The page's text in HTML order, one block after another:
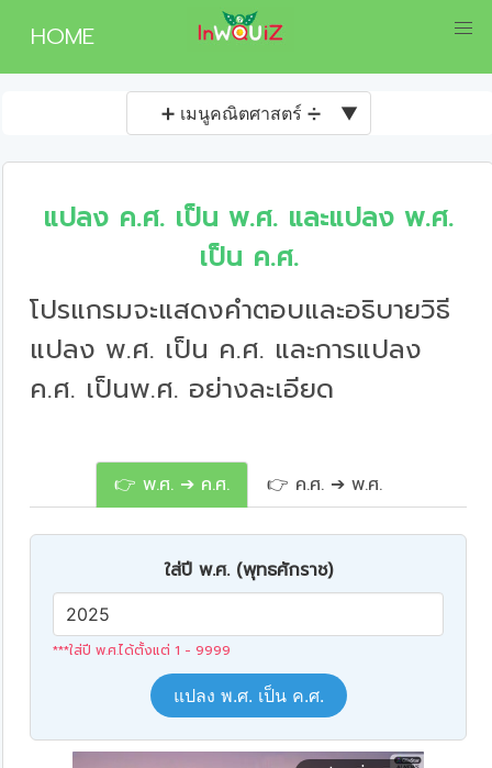
HOME
➕ เมนูคณิตศาสตร์ ➗ ▼
แปลง ค.ศ. เป็น พ.ศ. และแปลง พ.ศ.
เป็น ค.ศ.
โปรแกรมจะแสดงคำตอบและอธิบายวิธี
แปลง พ.ศ. เป็น ค.ศ. และการแปลง
ค.ศ. เป็นพ.ศ. อย่างละเอียด
👉 พ.ศ. ➔ ค.ศ. 👉 ค.ศ. ➔ พ.ศ.
ใส่ปี พ.ศ. (พุทธศักราช)
***ใส่ปี พ.ศ.ได้ตั้งแต่ 1 - 9999
แปลง พ.ศ. เป็น ค.ศ.